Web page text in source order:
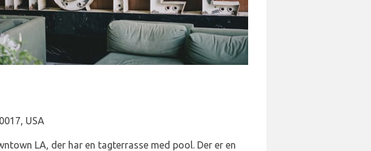
USA
LA, der har en tagterrasse med pool. Der er en